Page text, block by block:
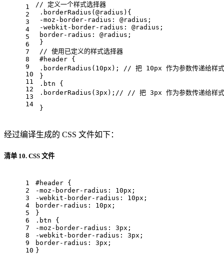
1
2
3
4
5
6
7
8
9
10
11
12
13
14
// 定义一个样式选择器
.borderRadius ( @radius ){
-moz-border-radius : @radius ;
-webkit-border-radius : @radius ;
border-radius : @radius ;
}
// 使用已定义的样式选择器
#header {
.borderRadius ( 10px ); // 把 10px 作为参数传递给样式
}
.btn {
.borderRadius ( 3px ); // // 把 3px 作为参数传递给样式
}
经过编译生成的 CSS 文件如下：
清单 10. CSS 文件
1
2
3
4
5
6
7
8
9
10
#header {
-moz-border-radius : 10px ;
-webkit-border-radius : 10px ;
border-radius : 10px ;
}
.btn {
-moz-border-radius : 3px ;
-webkit-border-radius : 3px ;
border-radius : 3px ;
}